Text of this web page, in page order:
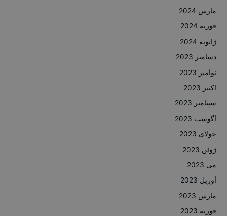
مارس 2024
فوریه 2024
ژانویه 2024
دسامبر 2023
نوامبر 2023
اکتبر 2023
سپتامبر 2023
آگوست 2023
جولای 2023
ژوئن 2023
می 2023
آوریل 2023
مارس 2023
فوریه 2023